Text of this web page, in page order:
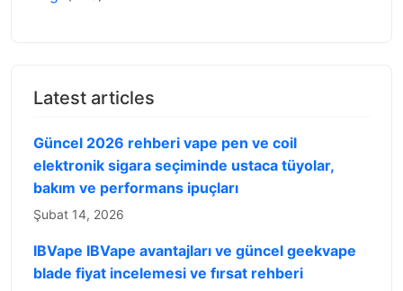
Latest articles
Güncel 2026 rehberi vape pen ve coil
elektronik sigara seçiminde ustaca tüyolar,
bakım ve performans ipuçları
Şubat 14, 2026
IBVape IBVape avantajları ve güncel geekvape
blade fiyat incelemesi ve fırsat rehberi